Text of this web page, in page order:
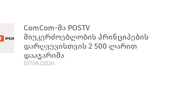
ComCom-მა POSTV
მიუკერძოებლობის პრინციპების
დარღვევისთვის 2 500 ლარით
დააჯარიმა
07/08/2026